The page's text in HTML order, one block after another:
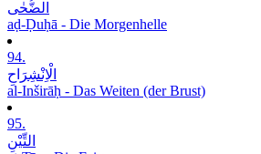
الضُّحٰی
aḍ-Ḍuḥā - Die Morgenhelle
94.
الْاِنْشِرَاحِ
al-Inširāḥ - Das Weiten (der Brust)
95.
التِّیْنِ